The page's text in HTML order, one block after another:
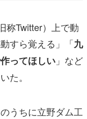
称Twitter）上で動
すら覚える」「九
ってほしい 」など
た。
うちに立野ダム工